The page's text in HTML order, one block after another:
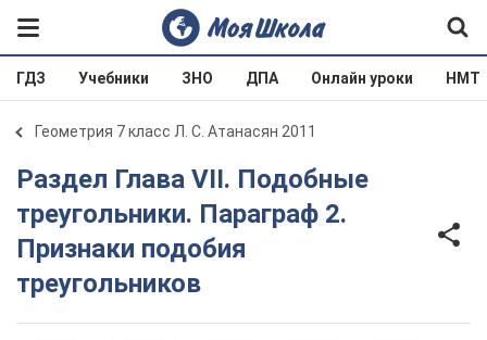
ГДЗ Учебники ЗНО ДПА Онлайн уроки НМТ
Геометрия 7 класс Л. С. Атанасян 2011
Раздел Глава VII. Подобные
треугольники. Параграф 2.
Признаки подобия
треугольников